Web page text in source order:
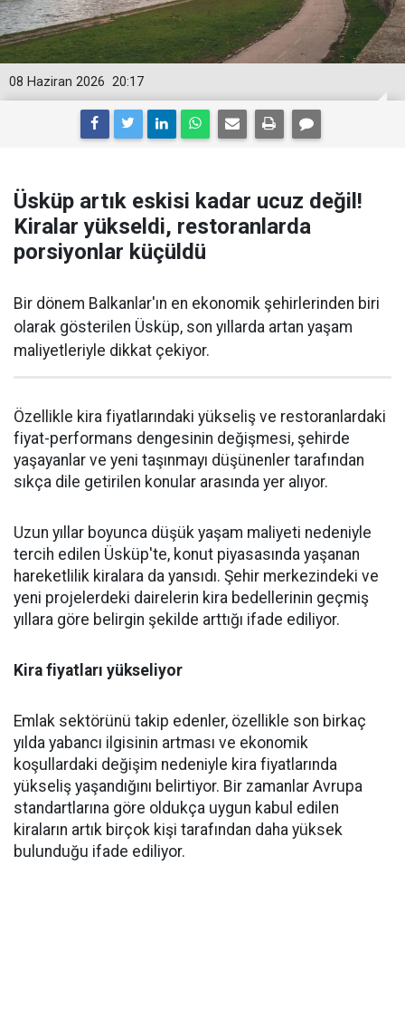
20:17
08 Haziran 2026
Üsküp artık eskisi kadar ucuz değil!
Kiralar yükseldi, restoranlarda
porsiyonlar küçüldü
Bir dönem Balkanlar'ın en ekonomik şehirlerinden biri
olarak gösterilen Üsküp, son yıllarda artan yaşam
maliyetleriyle dikkat çekiyor.
Özellikle kira fiyatlarındaki yükseliş ve restoranlardaki
fiyat-performans dengesinin değişmesi, şehirde
yaşayanlar ve yeni taşınmayı düşünenler tarafından
sıkça dile getirilen konular arasında yer alıyor.
Uzun yıllar boyunca düşük yaşam maliyeti nedeniyle
tercih edilen Üsküp'te, konut piyasasında yaşanan
hareketlilik kiralara da yansıdı. Şehir merkezindeki ve
yeni projelerdeki dairelerin kira bedellerinin geçmiş
yıllara göre belirgin şekilde arttığı ifade ediliyor.
Kira fiyatları yükseliyor
Emlak sektörünü takip edenler, özellikle son birkaç
yılda yabancı ilgisinin artması ve ekonomik
koşullardaki değişim nedeniyle kira fiyatlarında
yükseliş yaşandığını belirtiyor. Bir zamanlar Avrupa
standartlarına göre oldukça uygun kabul edilen
kiraların artık birçok kişi tarafından daha yüksek
bulunduğu ifade ediliyor.